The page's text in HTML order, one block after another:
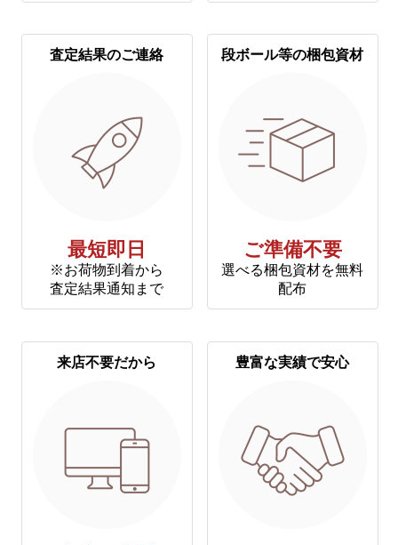
査定結果のご連絡
最短即日
※お荷物到着から
査定結果通知まで
段ボール等の梱包資材
ご準備不要
選べる梱包資材を無料
配布
来店不要だから 豊富な実績で安心